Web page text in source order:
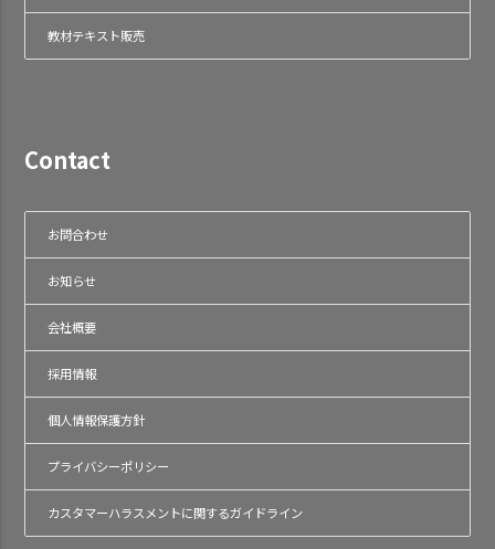
教材テキスト販売
Contact
お問合わせ
お知らせ
会社概要
採用情報
個人情報保護方針
プライバシーポリシー
カスタマーハラスメントに関するガイドライン